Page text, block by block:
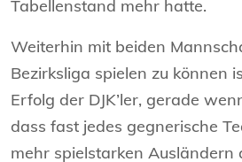
Tabellenstand mehr hatte.
Weiterhin mit beiden
Bezirksliga spielen zu können
Erfolg der DJK’ler, gerade
dass fast jedes gegnerische
mehr spielstarken Ausländern